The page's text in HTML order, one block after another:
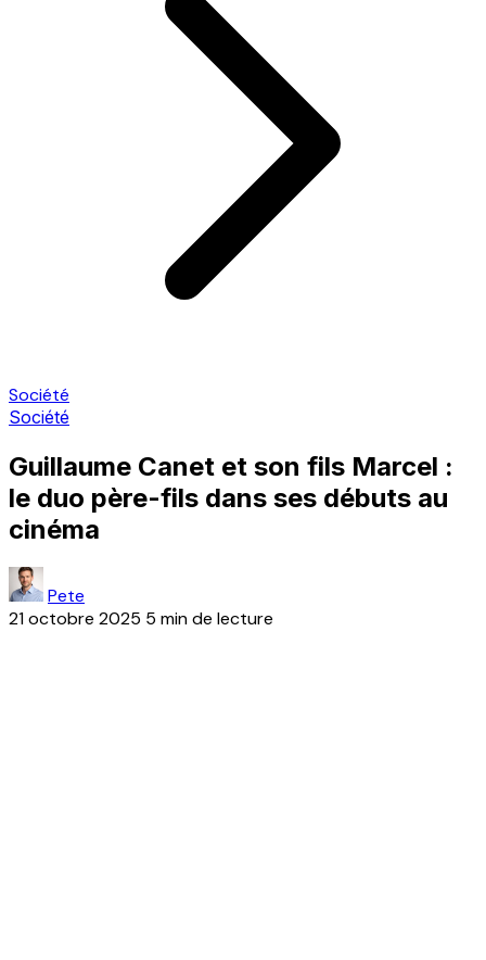
Société
Société
Guillaume Canet et son fils Marcel :
le duo père-fils dans ses débuts au
cinéma
Pete
21 octobre 2025 5 min de lecture